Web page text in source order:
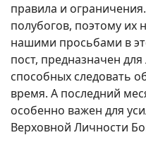
правила и
полубогов, поэтому их
нашими просьбами в
пост, предназначен
способных следовать
время. А последний
особенно важен для
Верховной Личности